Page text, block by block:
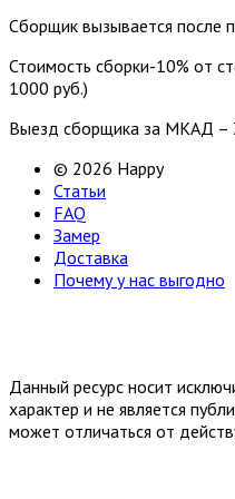
Сборщик вызывается после
Стоимость сборки-10% от
1000 руб.)
Выезд сборщика за МКАД –
© 2026 Happy
Статьи
FAQ
Замер
Доставка
Почему у нас выгодно
Данный ресурс носит
характер и не является
может отличаться от